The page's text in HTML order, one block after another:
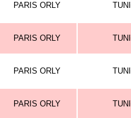
PARIS ORLY
PARIS ORLY
PARIS ORLY
PARIS ORLY